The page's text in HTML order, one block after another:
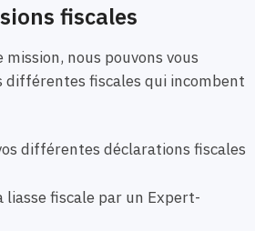
fiscales
nous pouvons vous
différentes fiscales qui incombent
différentes déclarations fiscales
liasse fiscale par un Expert-